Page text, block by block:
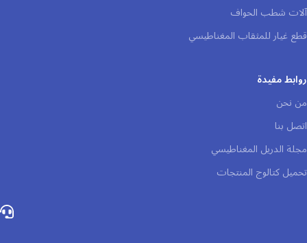
آلات شطب الحواف
قطع غيار للمثقاب المغناطيسي
روابط مفيدة
من نحن
اتصل بنا
مجلة الدريل المغناطيسي
تحميل كتالوج المنتجات